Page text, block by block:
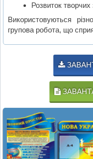
Розвиток творчих
Використовуються
групова робота, що